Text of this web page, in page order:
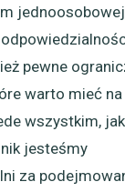
jednoosobowej
pewne
warto mieć na
wszystkim,
jesteśmy
za